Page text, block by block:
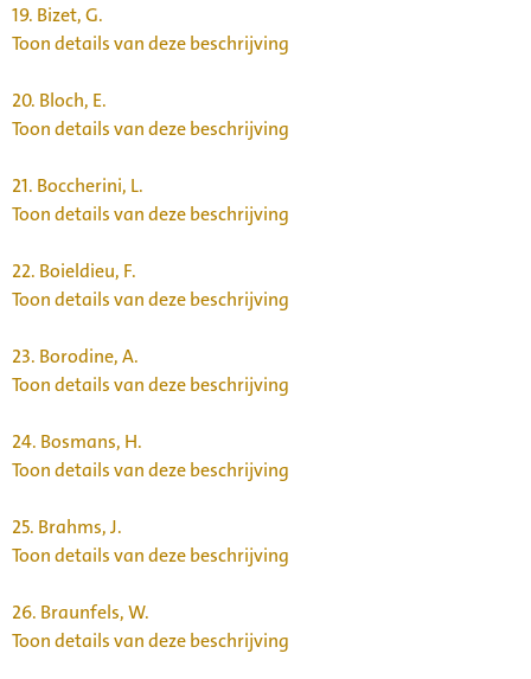
19. Bizet, G.
Toon details van deze beschrijving
20. Bloch, E.
Toon details van deze beschrijving
21. Boccherini, L.
Toon details van deze beschrijving
22. Boieldieu, F.
Toon details van deze beschrijving
23. Borodine, A.
Toon details van deze beschrijving
24. Bosmans, H.
Toon details van deze beschrijving
25. Brahms, J.
Toon details van deze beschrijving
26. Braunfels, W.
Toon details van deze beschrijving